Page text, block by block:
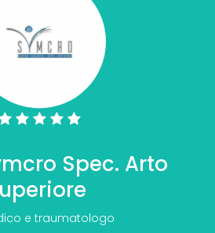
Spec. Arto
e traumatologo